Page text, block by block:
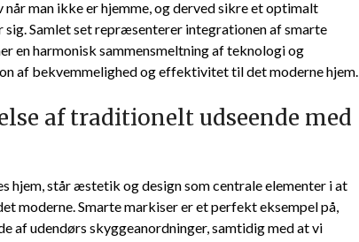
man ikke er hjemme, og derved sikre et optimalt
sig. Samlet set repræsenterer integrationen af smarte
en harmonisk sammensmeltning af teknologi og
af bekvemmelighed og effektivitet til det moderne hjem.
af traditionelt udseende med
hjem, står æstetik og design som centrale elementer i at
moderne. Smarte markiser er et perfekt eksempel på,
af udendørs skyggeanordninger, samtidig med at vi